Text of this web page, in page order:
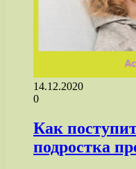
14.12.2020
0
Как
подростка